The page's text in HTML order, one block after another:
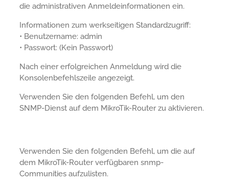
die administrativen Anmeldeinformationen ein.
Informationen zum werkseitigen Standardzugriff:
• Benutzername: admin
• Passwort: (Kein Passwort)
Nach einer erfolgreichen Anmeldung wird die
Konsolenbefehlszeile angezeigt.
Verwenden Sie den folgenden Befehl, um den
SNMP-Dienst auf dem MikroTik-Router zu aktivieren.
Verwenden Sie den folgenden Befehl, um die auf
dem MikroTik-Router verfügbaren snmp-
Communities aufzulisten.